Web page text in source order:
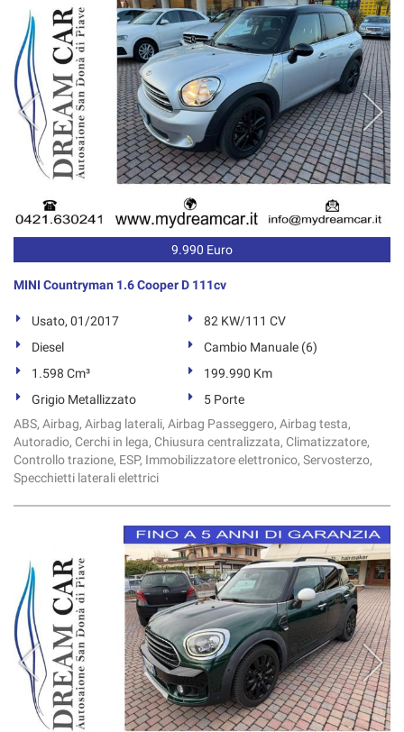
9.990 Euro
MINI Countryman 1.6 Cooper D 111cv
Usato, 01/2017
82 KW/111 CV
Diesel
Cambio Manuale (6)
1.598 Cm³
199.990 Km
Grigio Metallizzato
5 Porte
ABS, Airbag, Airbag laterali, Airbag Passeggero, Airbag testa,
Autoradio, Cerchi in lega, Chiusura centralizzata, Climatizzatore,
Controllo trazione, ESP, Immobilizzatore elettronico, Servosterzo,
Specchietti laterali elettrici